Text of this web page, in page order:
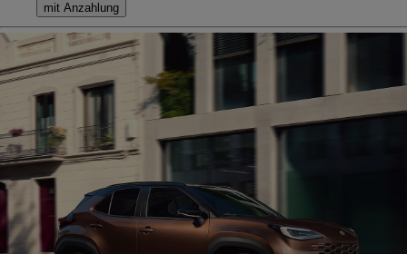
mit Anzahlung